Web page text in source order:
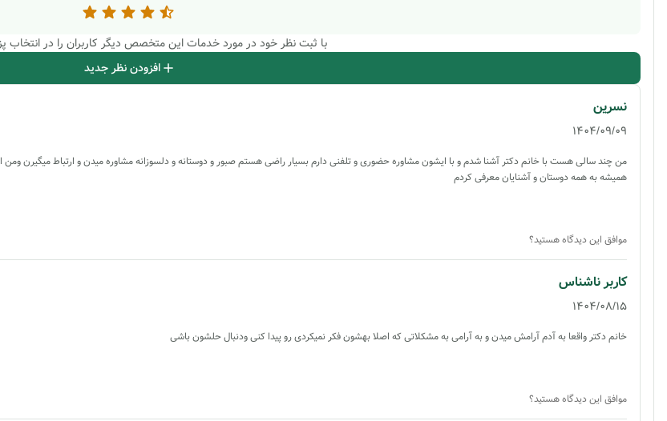
با ثبت نظر خود در مورد خدمات این متخصص دیگر کاربران را در
افزودن نظر جدید
نسرین
1404/09/09
من چند سالی هست با خانم دکتر آشنا شدم و با ایشون مشاوره حضوری و تلفنی دارم بسیار راضی هستم صبور و دوستانه و دلسوزانه مشاوره میدن و ارتباط میگیرن
همیشه به همه دوستان و آشنایان معرفی کردم
موافق این دیدگاه هستید؟
کاربر ناشناس
1404/08/15
خانم دکتر واقعا به آدم آرامش میدن و به آرامی به مشکلاتی که اصلا بهشون فکر نمیکردی رو پیدا کنی ودنبال حلشون باشی
موافق این دیدگاه هستید؟